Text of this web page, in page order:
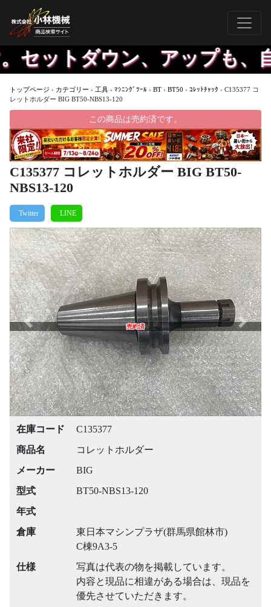
ダウン、アップも、自社
トップページ › カテゴリー › 工具 › ﾏｼﾆﾝｸﾞﾂｰﾙ › BT › BT50 › ｺﾚｯﾄﾁｬｯｸ › C135377 コ
レットホルダー BIG BT50-NBS13-120
この商品は売約済です。
C135377 コレットホルダー BIG BT50-
NBS13-120
売約済
Previous Next
在庫コード
C135377
商品名
コレットホルダー
メーカー
BIG
型式
BT50-NBS13-120
年式
倉庫
東日本マシンプラザ(群馬県館林市)
C棟9A3-5
仕様
写真は代表の物を掲載しています。
内容と現品に相違がある場合は、現品を
優先させていただきます。